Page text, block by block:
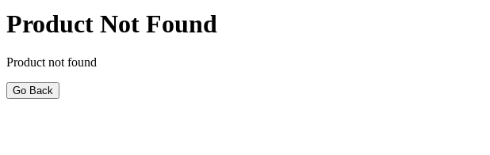
Product Not Found
Product not found
Go Back